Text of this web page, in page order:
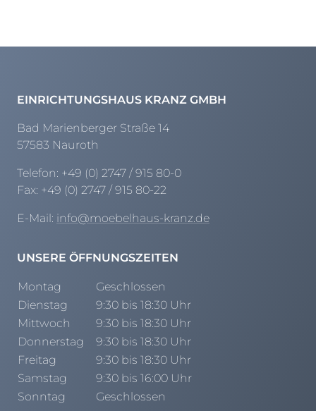
EINRICHTUNGSHAUS KRANZ GMBH
Bad Marienberger Straße 14
57583 Nauroth
Telefon: +49 (0) 2747 / 915 80-0
Fax: +49 (0) 2747 / 915 80-22
E-Mail: info@moebelhaus-kranz.de
UNSERE ÖFFNUNGSZEITEN
Montag
Geschlossen
Dienstag
9:30 bis 18:30 Uhr
Mittwoch
9:30 bis 18:30 Uhr
Donnerstag
9:30 bis 18:30 Uhr
Freitag
9:30 bis 18:30 Uhr
Samstag
9:30 bis 16:00 Uhr
Sonntag
Geschlossen